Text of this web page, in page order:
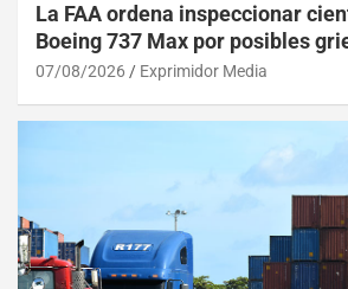
La FAA ordena inspeccionar
Boeing 737 Max por posibles
07/08/2026 Exprimidor Media